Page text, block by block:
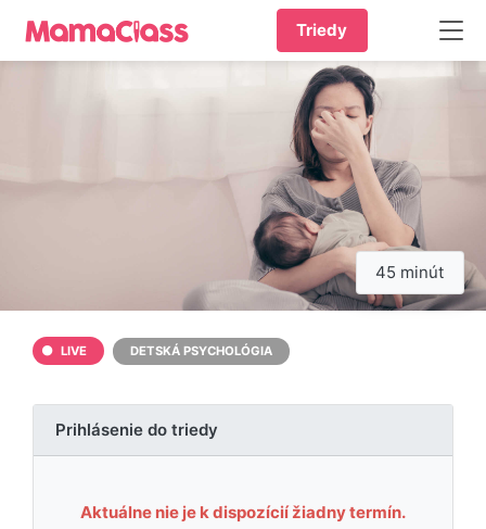
Triedy
45 minút
LIVE DETSKÁ PSYCHOLÓGIA
Prihlásenie do triedy
Aktuálne nie je k dispozícií žiadny termín.